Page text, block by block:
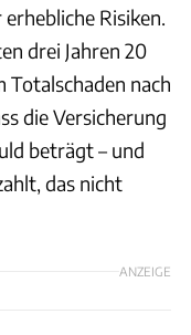
Risiken.
drei Jahren 20
Totalschaden nach
die Versicherung
beträgt – und
das nicht
ANZEIGE